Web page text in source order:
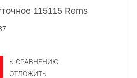
115115 Rems
К СРАВНЕНИЮ
ОТЛОЖИТЬ